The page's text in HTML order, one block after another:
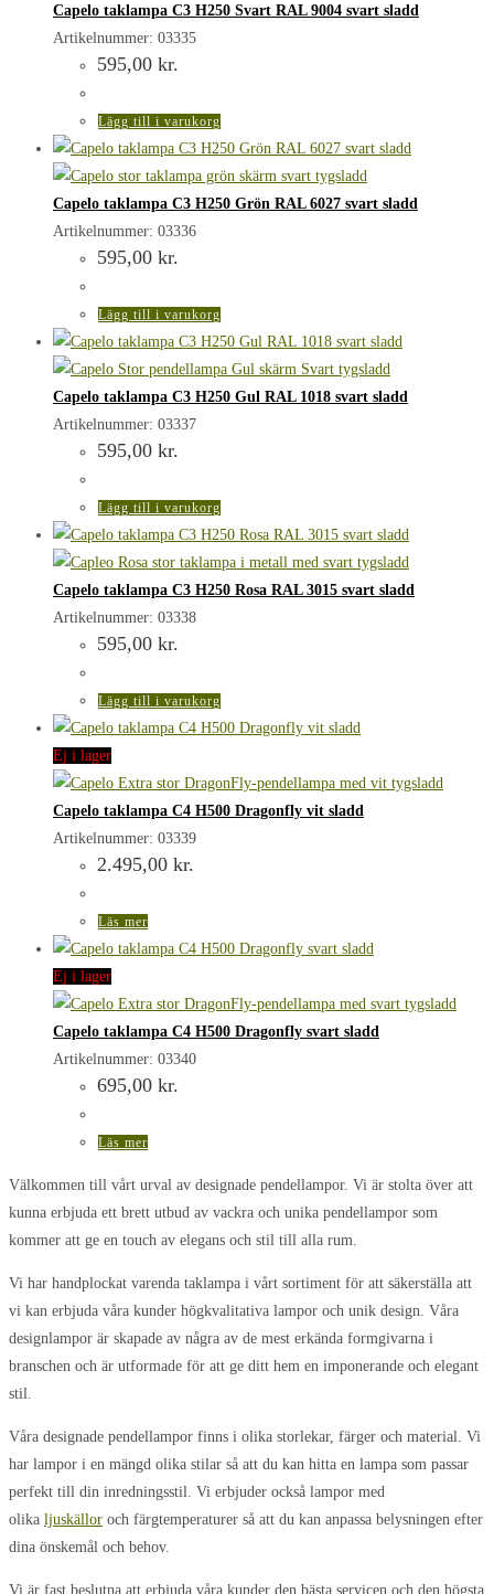
Capelo taklampa C3 H250 Svart RAL 9004 svart sladd
Artikelnummer: 03335
595,00 kr.
Lägg till i varukorg
Capelo taklampa C3 H250 Grön RAL 6027 svart sladd
Artikelnummer: 03336
595,00 kr.
Lägg till i varukorg
Capelo taklampa C3 H250 Gul RAL 1018 svart sladd
Artikelnummer: 03337
595,00 kr.
Lägg till i varukorg
Capelo taklampa C3 H250 Rosa RAL 3015 svart sladd
Artikelnummer: 03338
595,00 kr.
Lägg till i varukorg
Ej i lager
Capelo taklampa C4 H500 Dragonfly vit sladd
Artikelnummer: 03339
2.495,00 kr.
Läs mer
Ej i lager
Capelo taklampa C4 H500 Dragonfly svart sladd
Artikelnummer: 03340
695,00 kr.
Läs mer
Välkommen till vårt urval av designade pendellampor. Vi är stolta över att
kunna erbjuda ett brett utbud av vackra och unika pendellampor som
kommer att ge en touch av elegans och stil till alla rum.
Vi har handplockat varenda taklampa i vårt sortiment för att säkerställa att
vi kan erbjuda våra kunder högkvalitativa lampor och unik design. Våra
designlampor är skapade av några av de mest erkända formgivarna i
branschen och är utformade för att ge ditt hem en imponerande och elegant
stil.
Våra designade pendellampor finns i olika storlekar, färger och material. Vi
har lampor i en mängd olika stilar så att du kan hitta en lampa som passar
perfekt till din inredningsstil. Vi erbjuder också lampor med
olika ljuskällor och färgtemperaturer så att du kan anpassa belysningen efter
dina önskemål och behov.
Vi är fast beslutna att erbjuda våra kunder den bästa servicen och den högsta